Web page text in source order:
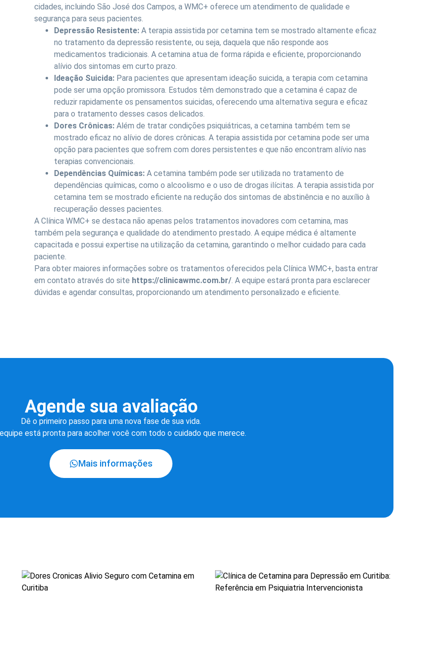
cidades, incluindo São José dos Campos, a WMC+ oferece um atendimento de qualidade e
segurança para seus pacientes.
Depressão Resistente: A terapia assistida por cetamina tem se mostrado altamente eficaz
no tratamento da depressão resistente, ou seja, daquela que não responde aos
medicamentos tradicionais. A cetamina atua de forma rápida e eficiente, proporcionando
alívio dos sintomas em curto prazo.
Ideação Suicida: Para pacientes que apresentam ideação suicida, a terapia com cetamina
pode ser uma opção promissora. Estudos têm demonstrado que a cetamina é capaz de
reduzir rapidamente os pensamentos suicidas, oferecendo uma alternativa segura e eficaz
para o tratamento desses casos delicados.
Dores Crônicas: Além de tratar condições psiquiátricas, a cetamina também tem se
mostrado eficaz no alívio de dores crônicas. A terapia assistida por cetamina pode ser uma
opção para pacientes que sofrem com dores persistentes e que não encontram alívio nas
terapias convencionais.
Dependências Químicas: A cetamina também pode ser utilizada no tratamento de
dependências químicas, como o alcoolismo e o uso de drogas ilícitas. A terapia assistida por
cetamina tem se mostrado eficiente na redução dos sintomas de abstinência e no auxílio à
recuperação desses pacientes.
A Clínica WMC+ se destaca não apenas pelos tratamentos inovadores com cetamina, mas
também pela segurança e qualidade do atendimento prestado. A equipe médica é altamente
capacitada e possui expertise na utilização da cetamina, garantindo o melhor cuidado para cada
paciente.
Para obter maiores informações sobre os tratamentos oferecidos pela Clínica WMC+, basta entrar
em contato através do site https://clinicawmc.com.br/. A equipe estará pronta para esclarecer
dúvidas e agendar consultas, proporcionando um atendimento personalizado e eficiente.
Agende sua avaliação
Dê o primeiro passo para uma nova fase de sua vida.
está pronta para acolher você com todo o cuidado que merece.
Mais informações